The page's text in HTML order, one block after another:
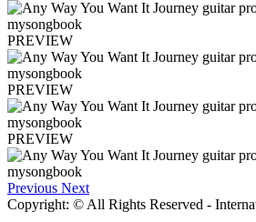
PREVIEW
PREVIEW
PREVIEW
Previous Next
Copyright: © All Rights Reserved -